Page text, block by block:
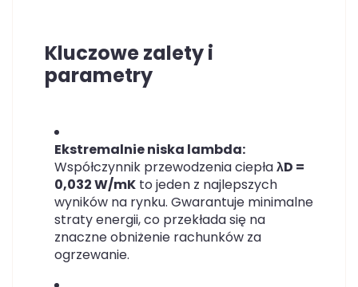
Kluczowe zalety i
parametry
Ekstremalnie niska lambda:
Współczynnik przewodzenia ciepłaλD =
0,032 W/mK to jeden z najlepszych
wyników na rynku. Gwarantuje minimalne
straty energii, co przekłada się na
znaczne obniżenie rachunków za
ogrzewanie.